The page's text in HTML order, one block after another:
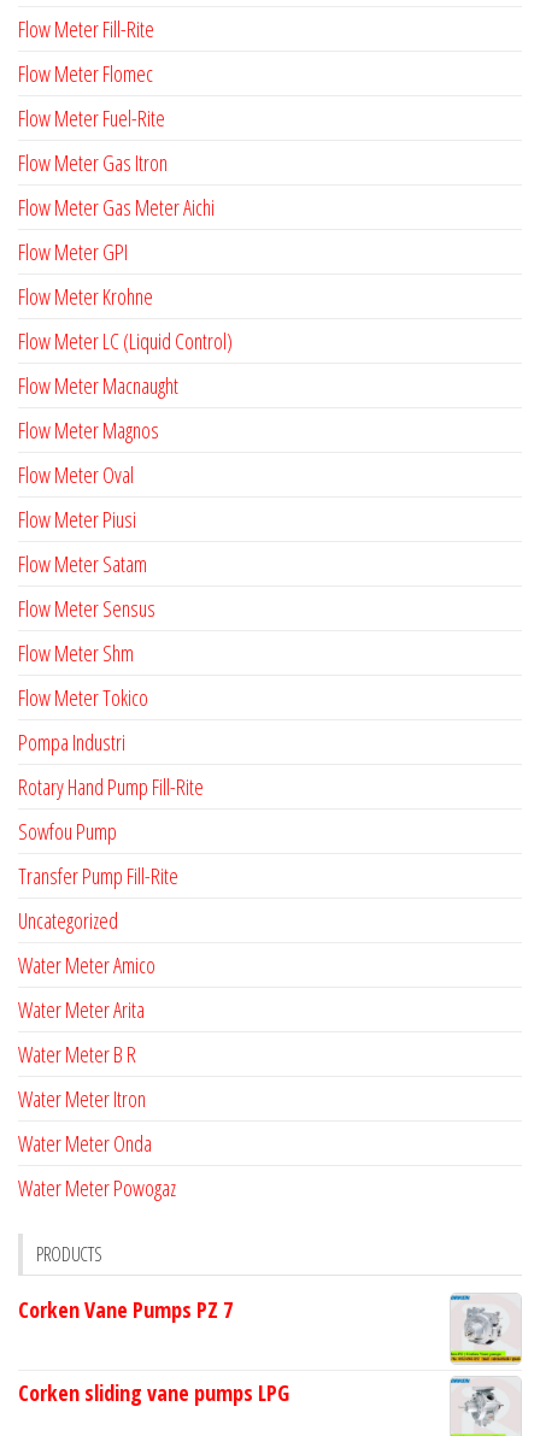
Flow Meter Fill-Rite
Flow Meter Flomec
Flow Meter Fuel-Rite
Flow Meter Gas Itron
Flow Meter Gas Meter Aichi
Flow Meter GPI
Flow Meter Krohne
Flow Meter LC (Liquid Control)
Flow Meter Macnaught
Flow Meter Magnos
Flow Meter Oval
Flow Meter Piusi
Flow Meter Satam
Flow Meter Sensus
Flow Meter Shm
Flow Meter Tokico
Pompa Industri
Rotary Hand Pump Fill-Rite
Sowfou Pump
Transfer Pump Fill-Rite
Uncategorized
Water Meter Amico
Water Meter Arita
Water Meter B R
Water Meter Itron
Water Meter Onda
Water Meter Powogaz
PRODUCTS
Corken Vane Pumps PZ 7
Corken sliding vane pumps LPG